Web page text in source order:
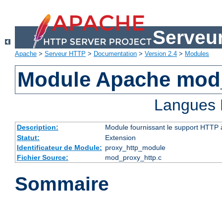
Apache > Serveur HTTP > Documentation > Version 2.4 > Modules
Module Apache
Description:
Module fournissant le support HTTP
Statut:
Extension
Identificateur de Module: proxy_http_module
Fichier Source:
mod_proxy_http.c
Sommaire